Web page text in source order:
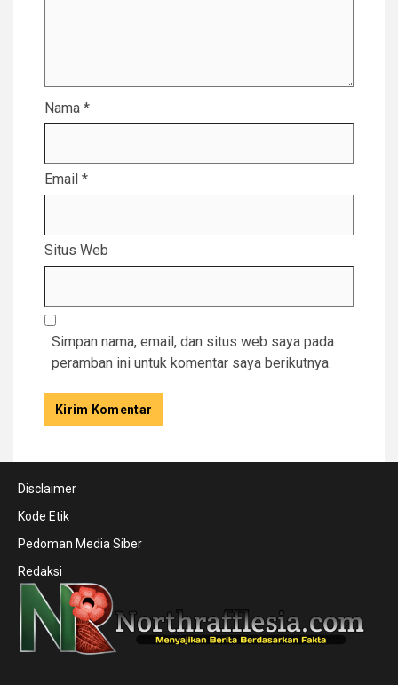
Nama *
Email *
Situs Web
Simpan nama, email, dan situs web saya pada
peramban ini untuk komentar saya berikutnya.
Disclaimer
Kode Etik
Pedoman Media Siber
Redaksi